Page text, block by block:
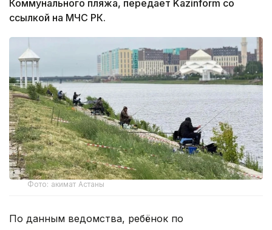
Коммунального пляжа, передает Kazinform со
ссылкой на МЧС РК.
Фото: акимат Астаны
По данным ведомства, ребёнок по